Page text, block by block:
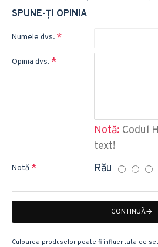
SPUNE-ŢI OPINIA
Numele dvs.
Opinia dvs.
Notă: Codul
text!
Notă Rău
CONTINUĂ
Culoarea produselor poate fi influentata de